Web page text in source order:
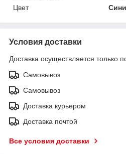
Цвет
Условия доставки
Доставка осуществляется только
Самовывоз
Самовывоз
Доставка курьером
Доставка почтой
Все условия доставки